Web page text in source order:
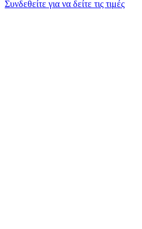
Συνδεθείτε για να δείτε τις τιμές